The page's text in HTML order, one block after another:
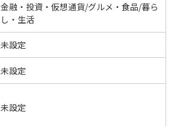
金融・投資・仮想通貨/グルメ・食品/暮ら
し・生活
未設定
未設定
未設定